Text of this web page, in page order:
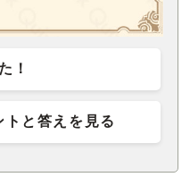
！
と答えを見る